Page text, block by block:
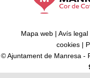
Mapa web | Avís legal
cookies |
© Ajuntament de Manresa -